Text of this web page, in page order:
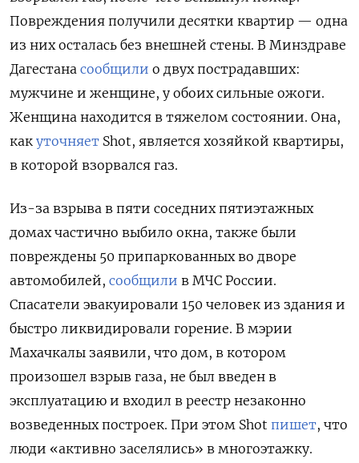
Повреждения получили десятки квартир — одна
из них осталась без внешней стены. В Минздраве
Дагестана сообщили о двух пострадавших:
мужчине и женщине, у обоих сильные ожоги.
Женщина находится в тяжелом состоянии. Она,
как уточняет Shot, является хозяйкой квартиры,
в которой взорвался газ.
Из-за взрыва в пяти соседних пятиэтажных
домах частично выбило окна, также были
повреждены 50 припаркованных во дворе
автомобилей, сообщили в МЧС России.
Спасатели эвакуировали 150 человек из здания и
быстро ликвидировали горение. В мэрии
Махачкалы заявили, что дом, в котором
произошел взрыв газа, не был введен в
эксплуатацию и входил в реестр незаконно
возведенных построек. При этом Shot пишет, что
люди «активно заселялись» в многоэтажку.